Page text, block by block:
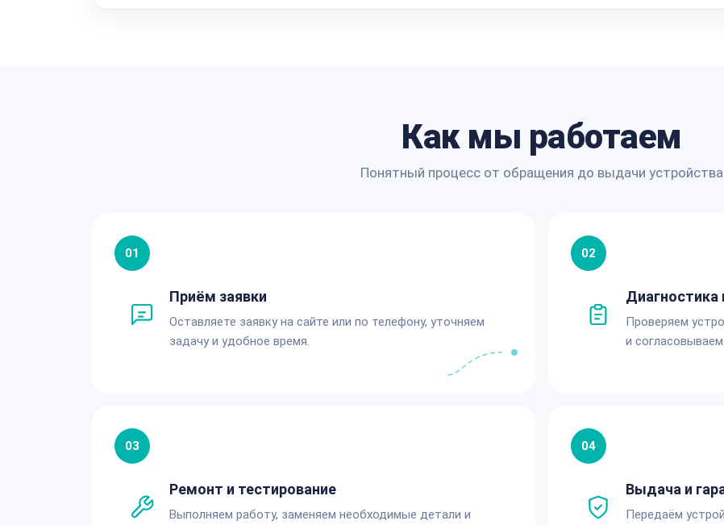
Как мы работаем
Понятный процесс от обращения до выдачи устройства
01
Приём заявки
Оставляете заявку на сайте или по телефону, уточняем
задачу и удобное время.
02
Диагностика
Проверяем
и
03
Ремонт и тестирование
Выполняем работу, заменяем необходимые детали и
04
Выдача и
Передаём